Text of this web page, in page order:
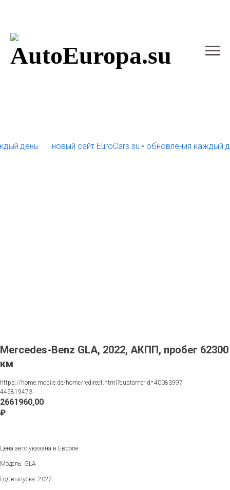
новый сайт EuroCars.su • обновления каждый день
Mercedes-Benz GLA, 2022, АКПП, пробег 62300
км
https://home.mobile.de/home/redirect.html?customerId=40083997
445819473
2661960,00
₽
Цена авто указана в Европе
Модель: GLA
Год выпуска: 2022